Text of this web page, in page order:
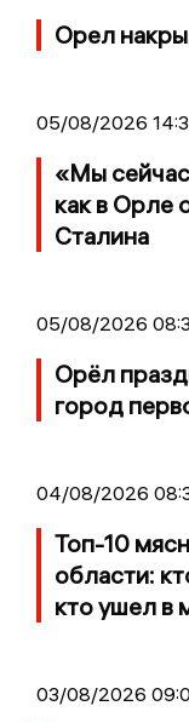
Орел
05/08/2026
«Мы
как в Орле
Сталина
05/08/2026
Орёл
город
04/08/2026
Топ-10
области:
кто ушел в
03/08/2026